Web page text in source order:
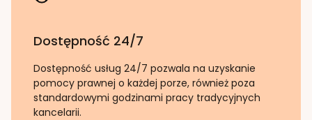
Dostępność 24/7
Dostępność usług 24/7 pozwala na uzyskanie
pomocy prawnej o każdej porze, również poza
standardowymi godzinami pracy tradycyjnych
kancelarii.